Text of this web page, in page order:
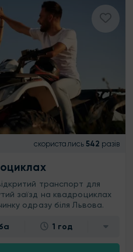
скористались 542 разів
транспорт для
заїзд на квадроциклах
одразу біля Львова.
1 год